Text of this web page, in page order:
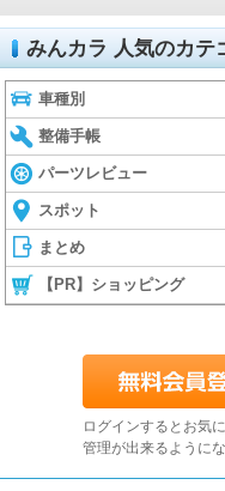
みんカラ 人気のカテ
車種別
整備手帳
パーツレビュー
スポット
まとめ
【PR】ショッピング
ログインするとお気
管理が出来るように